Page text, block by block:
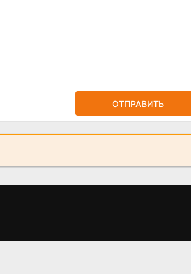
ОТПРАВИТЬ